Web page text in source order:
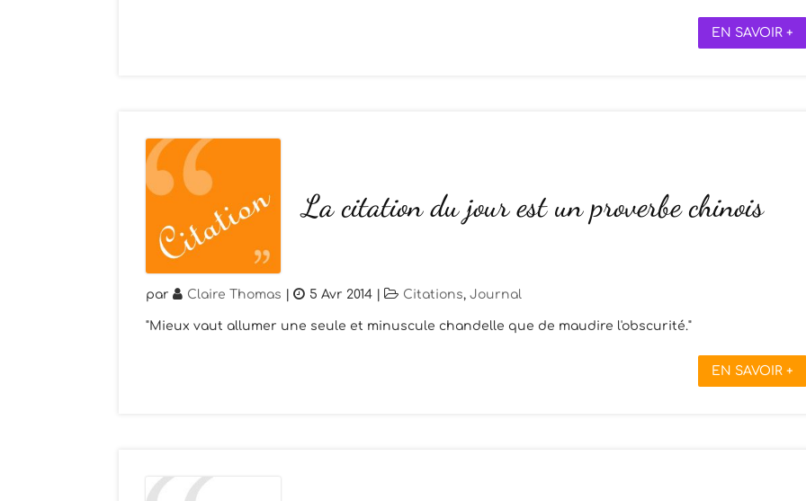
EN SAVOIR +
La citation du jour est un proverbe chinois
par Claire Thomas 5 Avr 2014 Citations, Journal
"Mieux vaut allumer une seule et minuscule chandelle que de maudire l'obscurité."
EN SAVOIR +